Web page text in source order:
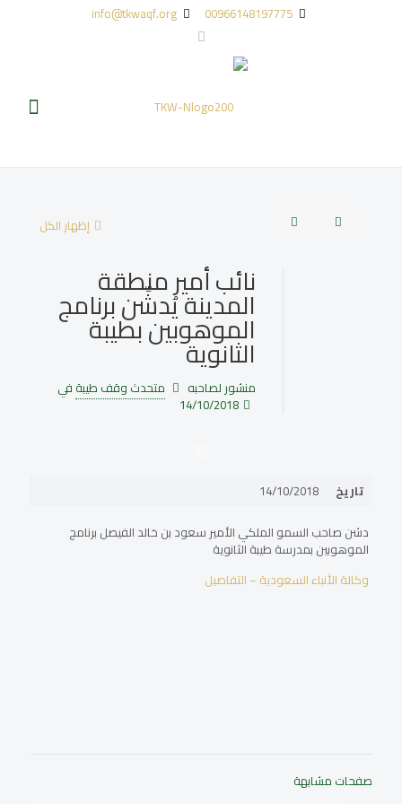
00966148197775
info@tkwaqf.org
إظهار الكل
نائب أمير منطقة
المدينة يُدشِّن برنامج
الموهوبين بطيبة
الثانوية
منشور لصاحبه متحدث وقف طيبة في
14/10/2018
تاريخ
14/10/2018
دشن صاحب السمو الملكي الأمير سعود بن خالد الفيصل برنامج
الموهوبين بمدرسة طيبة الثانوية
وكالة الأنباء السعودية – التفاصيل
صفحات مشابهة